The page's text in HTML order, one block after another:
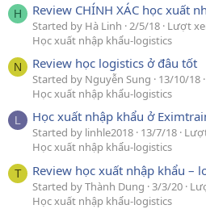
H Review CHÍNH XÁC học xuất
Started by Hà Linh 2/5/18 Lượt
Học xuất nhập khẩu-logistics
N Review học logistics ở đâu tốt
Started by Nguyễn Sung 13/10/18
Học xuất nhập khẩu-logistics
L Học xuất nhập khẩu ở
Started by linhle2018 13/7/18
Học xuất nhập khẩu-logistics
T Review học xuất nhập khẩu –
Started by Thành Dung 3/3/20
Học xuất nhập khẩu-logistics